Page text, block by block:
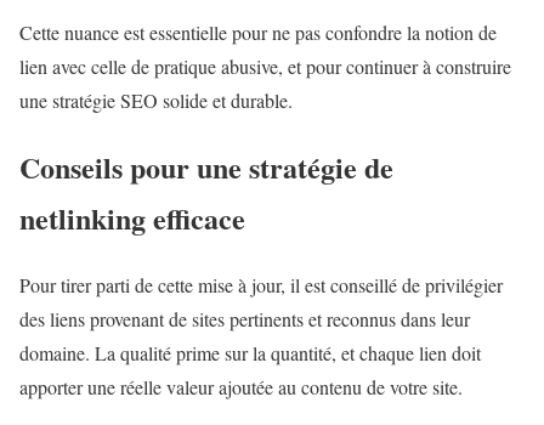
Cette nuance est essentielle pour ne pas confondre la notion de
lien avec celle de pratique abusive, et pour continuer à construire
une stratégie SEO solide et durable.
Conseils pour une stratégie de
netlinkingefficace
Pour tirer parti de cette mise à jour, il est conseillé de privilégier
des liens provenant de sites pertinents et reconnus dans leur
domaine. La qualité prime sur la quantité, et chaque lien doit
apporter une réelle valeur ajoutée au contenu de votre site.